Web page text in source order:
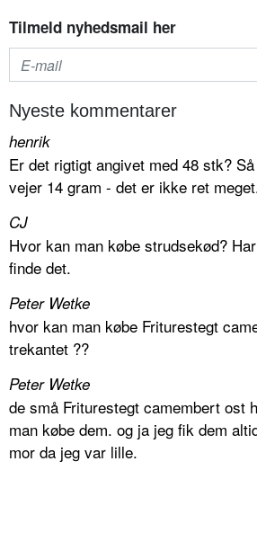
Tilmeld nyhedsmail her
Nyeste kommentarer
henrik
Er det rigtigt angivet med 48 stk?
vejer 14 gram - det er ikke ret
CJ
Hvor kan man købe strudsekød?
finde det.
Peter Wetke
hvor kan man købe Friturestegt
trekantet ??
Peter Wetke
de små Friturestegt camembert ost
man købe dem. og ja jeg fik dem
mor da jeg var lille.